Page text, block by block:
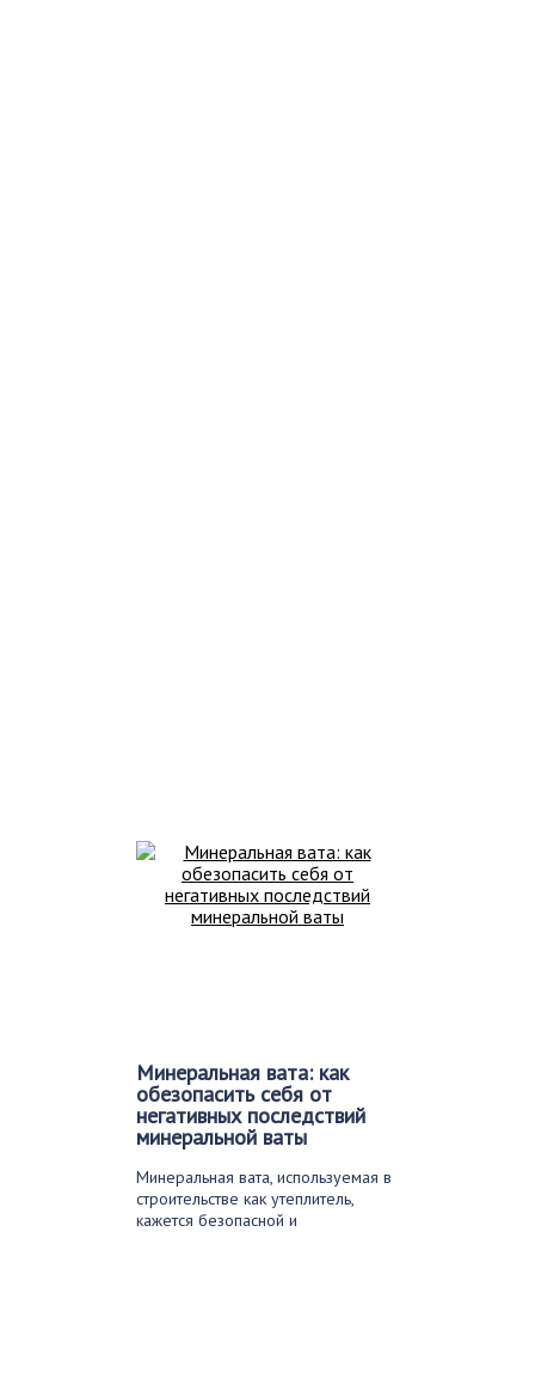
Минеральная вата: как
обезопасить себя от
негативных последствий
минеральной ваты
Минеральная вата, используемая в
строительстве как утеплитель,
кажется безопасной и